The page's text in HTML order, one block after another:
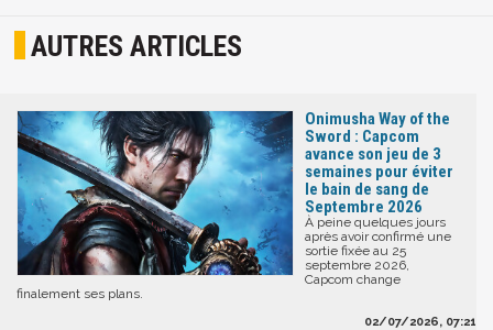
AUTRES ARTICLES
Onimusha Way of the
Sword : Capcom
avance son jeu de 3
semaines pour éviter
le bain de sang de
Septembre 2026
À peine quelques jours
après avoir confirmé une
sortie fixée au 25
septembre 2026,
Capcom change
finalement ses plans.
02/07/2026, 07:21